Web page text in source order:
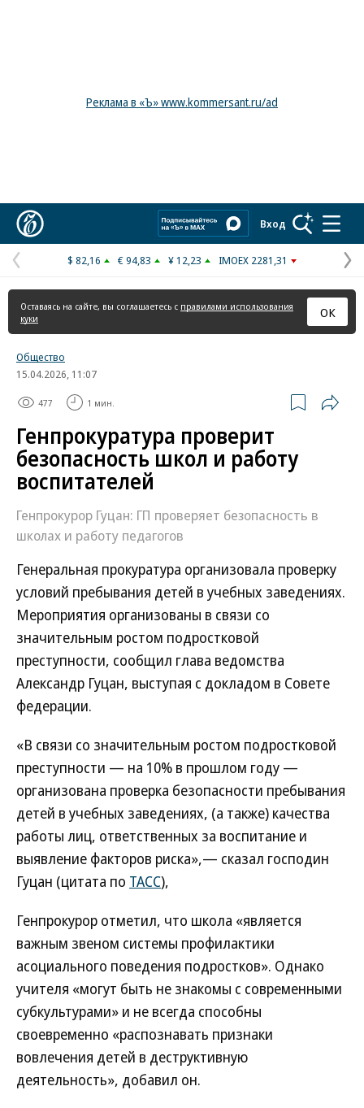
Реклама в «Ъ» www.kommersant.ru/ad
Вход
Предыдущая
страница
$ 82,16 € 94,83 ¥ 12,23 IMOEX 2281,31
Оставаясь на сайте, вы соглашаетесь с правилами использования
куки
ОК
Общество
15.04.2026, 11:07
477 1 мин.
Генпрокуратура проверит
безопасность школ и работу
воспитателей
Генпрокурор Гуцан: ГП проверяет безопасность в
школах и работу педагогов
Генеральная прокуратура организовала проверку
условий пребывания детей в учебных заведениях.
Мероприятия организованы в связи со
значительным ростом подростковой
преступности, сообщил глава ведомства
Александр Гуцан, выступая с докладом в Совете
федерации.
«В связи со значительным ростом подростковой
преступности — на 10% в прошлом году —
организована проверка безопасности пребывания
детей в учебных заведениях, (а также) качества
работы лиц, ответственных за воспитание и
выявление факторов риска»,— сказал господин
Гуцан (цитата по ТАСС),
Генпрокурор отметил, что школа «является
важным звеном системы профилактики
асоциального поведения подростков». Однако
учителя «могут быть не знакомы с современными
субкультурами» и не всегда способны
своевременно «распознавать признаки
вовлечения детей в деструктивную
деятельность», добавил он.